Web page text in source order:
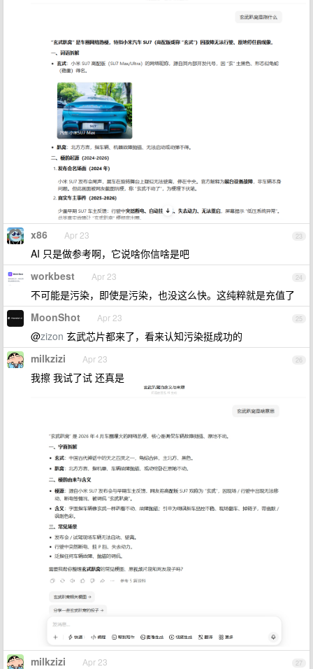
23
x86 Apr 23
AI 只是做参考啊，它说啥你信啥是吧
24
workbest Apr 23
不可能是污染，即使是污染，也没这么快。这纯粹就是充值了
25
MoonShot Apr 23
@zizon 玄武芯片都来了，看来认知污染挺成功的
26
milkzizi Apr 23
我擦 我试了试 还真是
27
milkzizi Apr 23